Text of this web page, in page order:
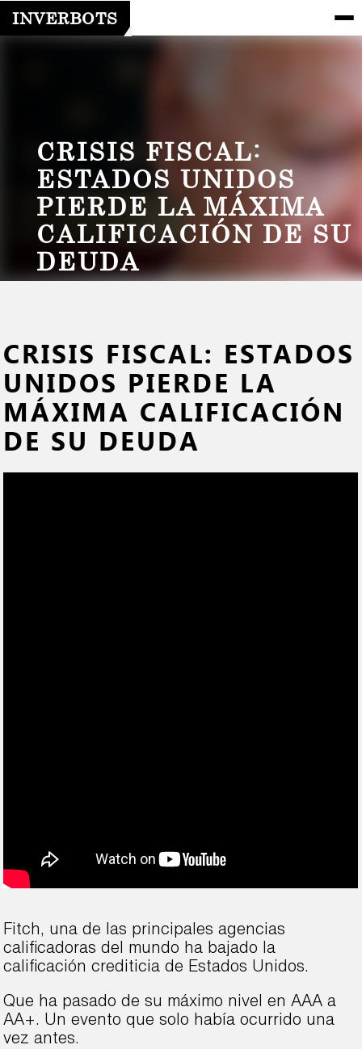
INVERBOTS
CRISIS FISCAL:
ESTADOS UNIDOS
PIERDE LA MÁXIMA
CALIFICACIÓN DE SU
DEUDA
CRISIS FISCAL: ESTADOS
UNIDOS PIERDE LA
MÁXIMA CALIFICACIÓN
DE SU DEUDA
Fitch, una de las principales agencias
calificadoras del mundo ha bajado la
calificación crediticia de Estados Unidos.
Que ha pasado de su máximo nivel en AAA a
AA+. Un evento que solo había ocurrido una
vez antes.